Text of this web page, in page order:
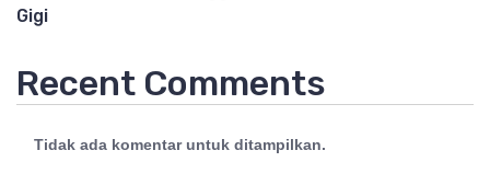
Gigi
Recent Comments
Tidak ada komentar untuk ditampilkan.